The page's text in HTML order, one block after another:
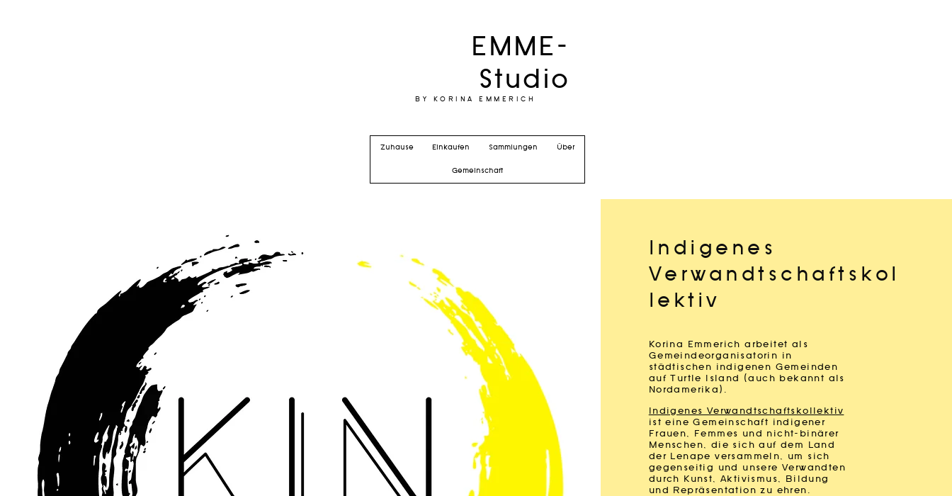
EMME-
Studio
BY KORINA EMMERICH
Zuhause Einkaufen Sammlungen Über
Gemeinschaft
Indigenes
Verwandtschaftskol
lektiv
Korina Emmerich arbeitet als
Gemeindeorganisatorin in
städtischen indigenen Gemeinden
auf Turtle Island (auch bekannt als
Nordamerika).
Indigenes Verwandtschaftskollektiv
ist eine Gemeinschaft indigener
Frauen, Femmes und nicht-binärer
Menschen, die sich auf dem Land
der Lenape versammeln, um sich
gegenseitig und unsere Verwandten
durch Kunst, Aktivismus, Bildung
und Repräsentation zu ehren.